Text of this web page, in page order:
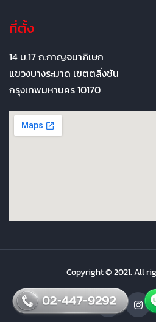
ที่ตั้ง
14 ม.17 ถ.กาญจนาภิเษก
แขวงบางระมาด เขตตลิ่งชัน
กรุงเทพมหานคร 10170
Copyright © 2021. All